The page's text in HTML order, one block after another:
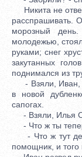
Никита не
расспрашивать.
морозный
молодежью,
руками; снег
закутанных
поднимался из
- Взяли, Иван,
в новой
сапогах.
- Взяли, Илья
- Что ж ты
- Что ж тут
помощник, и того